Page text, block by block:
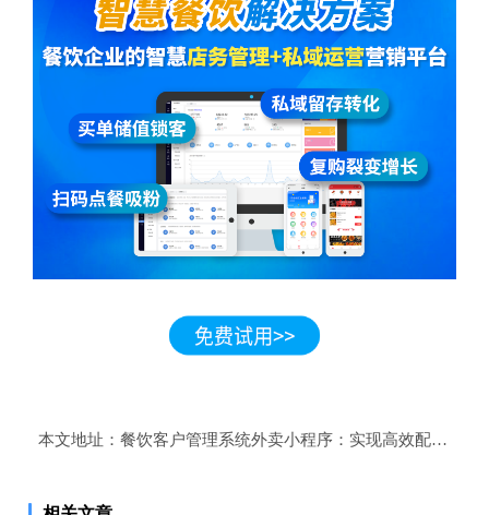
本文地址： 餐饮客户管理系统外卖小程序：实现高效配送和精